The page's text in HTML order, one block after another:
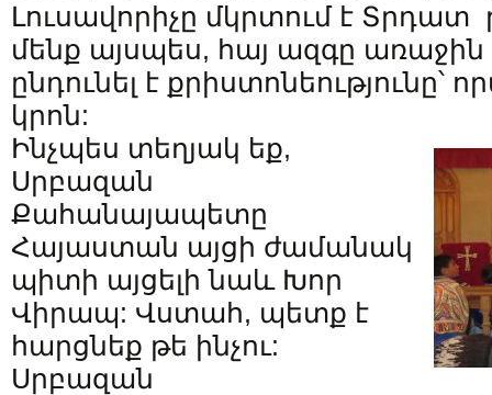
Լուսավորիչը մկրտում է
մենք այսպես, հայ ազգը առաջին
ընդունել է
կրոն:
Ինչպես տեղյակ եք,
Սրբազան
Քահանայապետը
Հայաստան այցի ժամանակ
պիտի այցելի նաև Խոր
Վիրապ: Վստահ, պետք է
հարցնեք թե ինչու:
Սրբազան